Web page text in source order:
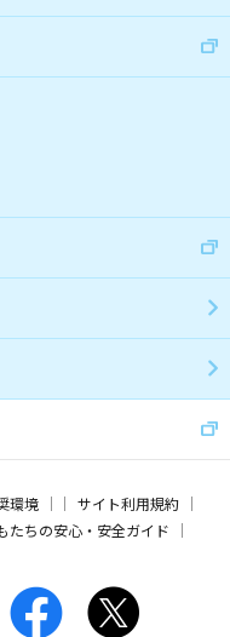
環境
サイト利用規約
たちの安心・安全ガイド